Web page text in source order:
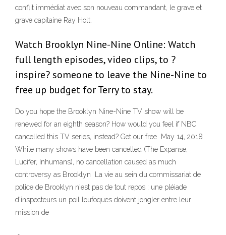
conflit immédiat avec son nouveau commandant, le grave et
grave capitaine Ray Holt.
Watch Brooklyn Nine-Nine Online: Watch
full length episodes, video clips, to ?
inspire? someone to leave the Nine-Nine to
free up budget for Terry to stay.
Do you hope the Brooklyn Nine-Nine TV show will be
renewed for an eighth season? How would you feel if NBC
cancelled this TV series, instead? Get our free May 14, 2018
While many shows have been cancelled (The Expanse,
Lucifer, Inhumans), no cancellation caused as much
controversy as Brooklyn La vie au sein du commissariat de
police de Brooklyn n'est pas de tout repos : une pléiade
d'inspecteurs un poil loufoques doivent jongler entre leur
mission de